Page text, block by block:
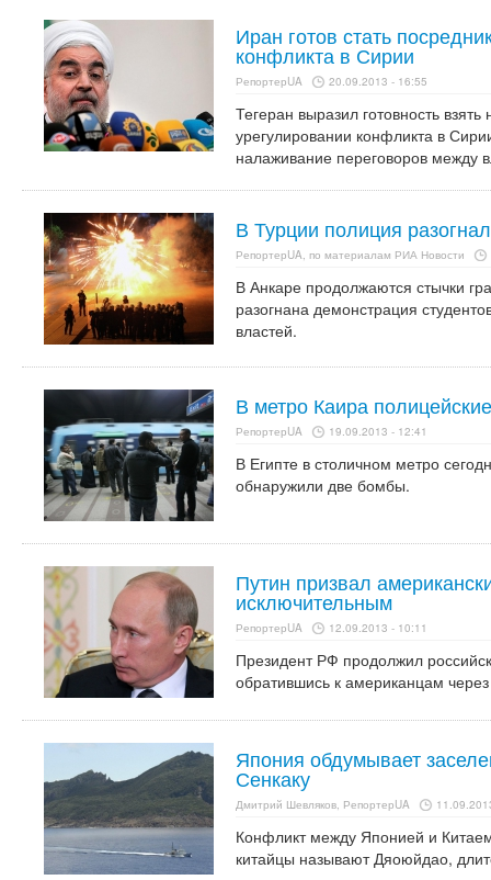
Иран готов стать
конфликта в Сирии
РепортерUA 20.09.2013 - 16:55
Тегеран выразил готовность
урегулировании конфликта в
налаживание переговоров между
В Турции полиция
РепортерUA, по материалам РИА Новости
В Анкаре продолжаются стычки
разогнана демонстрация
властей.
В метро Каира
РепортерUA 19.09.2013 - 12:41
В Египте в столичном метро
обнаружили две бомбы.
Путин призвал
исключительным
РепортерUA 12.09.2013 - 10:11
Президент РФ продолжил
обратившись к американцам
Япония обдумывает
Сенкаку
Дмитрий Шевляков, РепортерUA
Конфликт между Японией и
китайцы называют Дяоюйдао,